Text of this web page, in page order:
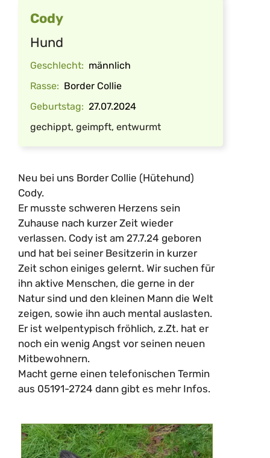
Cody
Hund
Geschlecht: männlich
Rasse: Border Collie
Geburtstag: 27.07.2024
gechippt, geimpft, entwurmt
Neu bei uns Border Collie (Hütehund)
Cody.
Er musste schweren Herzens sein
Zuhause nach kurzer Zeit wieder
verlassen. Cody ist am 27.7.24 geboren
und hat bei seiner Besitzerin in kurzer
Zeit schon einiges gelernt. Wir suchen für
ihn aktive Menschen, die gerne in der
Natur sind und den kleinen Mann die Welt
zeigen, sowie ihn auch mental auslasten.
Er ist welpentypisch fröhlich, z.Zt. hat er
noch ein wenig Angst vor seinen neuen
Mitbewohnern.
Macht gerne einen telefonischen Termin
aus 05191-2724 dann gibt es mehr Infos.